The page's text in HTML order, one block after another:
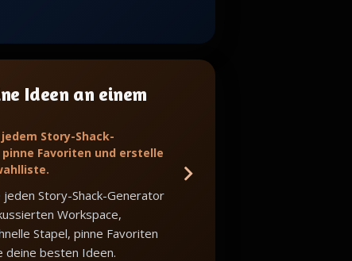
Ideen an einem
Story-Shack-
Favoriten und erstelle
jeden Story-Shack-Generator
Workspace,
Stapel, pinne Favoriten
deine besten Ideen.